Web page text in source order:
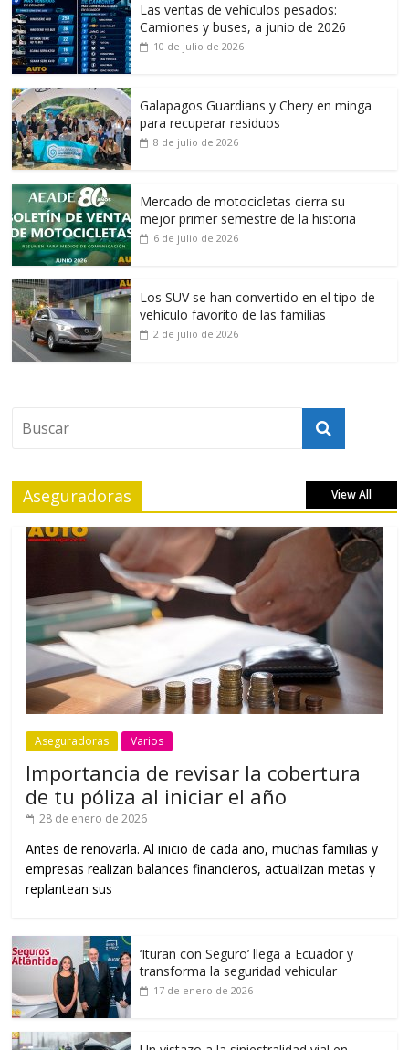
Las ventas de vehículos pesados:
Camiones y buses, a junio de 2026
10 de julio de 2026
Galapagos Guardians y Chery en minga
para recuperar residuos
8 de julio de 2026
Mercado de motocicletas cierra su
mejor primer semestre de la historia
6 de julio de 2026
Los SUV se han convertido en el tipo de
vehículo favorito de las familias
2 de julio de 2026
Aseguradoras View All
Aseguradoras Varios
Importancia de revisar la cobertura
de tu póliza al iniciar el año
28 de enero de 2026
Antes de renovarla. Al inicio de cada año, muchas familias y
empresas realizan balances financieros, actualizan metas y
replantean sus
‘Ituran con Seguro’ llega a Ecuador y
transforma la seguridad vehicular
17 de enero de 2026